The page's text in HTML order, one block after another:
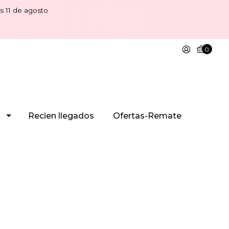
11 de agosto
0
Recien llegados Ofertas-Remate